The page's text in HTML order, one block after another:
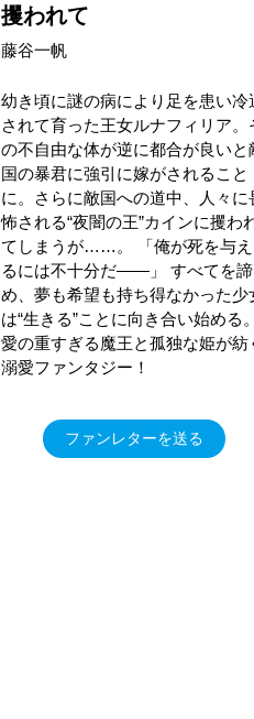
攫われて
藤谷一帆
幼き頃に謎の病により足を患い冷
されて育った王女ルナフィリア。
の不自由な体が逆に都合が良いと
国の暴君に強引に嫁がされること
に。さらに敵国への道中、人々に
怖される“夜闇の王”カインに攫わ
てしまうが……。 「俺が死を与え
るには不十分だ――」 すべてを諦
め、夢も希望も持ち得なかった少
は“生きる”ことに向き合い始める。
愛の重すぎる魔王と孤独な姫が紡
溺愛ファンタジー！
ファンレターを送る